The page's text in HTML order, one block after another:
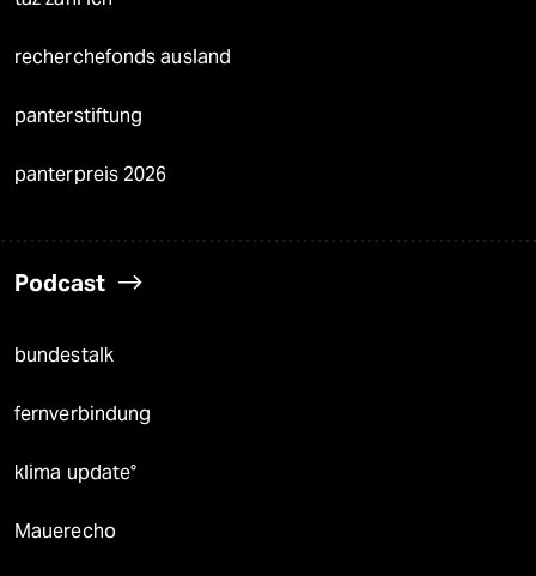
recherchefonds ausland
panterstiftung
panterpreis 2026
Podcast
bundestalk
fernverbindung
klima update°
Mauerecho